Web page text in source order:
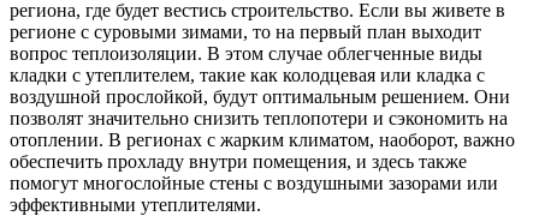
региона, где будет вестись строительство. Если вы живете в
регионе с суровыми зимами, то на первый план выходит
вопрос теплоизоляции. В этом случае облегченные виды
кладки с утеплителем, такие как колодцевая или кладка с
воздушной прослойкой, будут оптимальным решением. Они
позволят значительно снизить теплопотери и сэкономить на
отоплении. В регионах с жарким климатом, наоборот, важно
обеспечить прохладу внутри помещения, и здесь также
помогут многослойные стены с воздушными зазорами или
эффективными утеплителями.